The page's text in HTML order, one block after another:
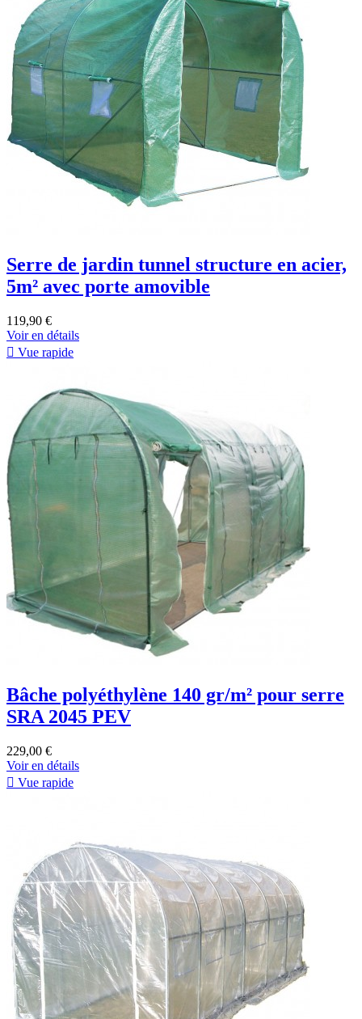
Serre de jardin tunnel structure en acier,
5m² avec porte amovible
119,90 €
Voir en détails
 Vue rapide
Bâche polyéthylène 140 gr/m² pour serre
SRA 2045 PEV
229,00 €
Voir en détails
 Vue rapide